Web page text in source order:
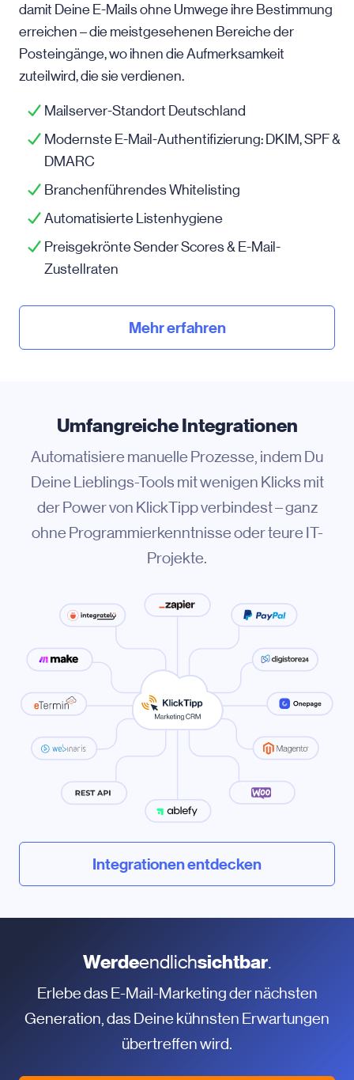
damit Deine E-Mails ohne Umwege ihre Bestimmung
erreichen – die meistgesehenen Bereiche der
Posteingänge, wo ihnen die Aufmerksamkeit
zuteilwird, die sie verdienen.
Mailserver-Standort Deutschland
Modernste E-Mail-Authentifizierung: DKIM, SPF &
DMARC
Branchenführendes Whitelisting
Automatisierte Listenhygiene
Preisgekrönte Sender Scores & E-Mail-
Zustellraten
Mehr erfahren
Umfangreiche Integrationen
Automatisiere manuelle Prozesse, indem Du
Deine Lieblings-Tools mit wenigen Klicks mit
der Power von KlickTipp verbindest – ganz
ohne Programmierkenntnisse oder teure IT-
Projekte.
Integrationen entdecken
Werdeendlichsichtbar.
Erlebe das E-Mail-Marketing der nächsten
Generation, das Deine kühnsten Erwartungen
übertreffen wird.